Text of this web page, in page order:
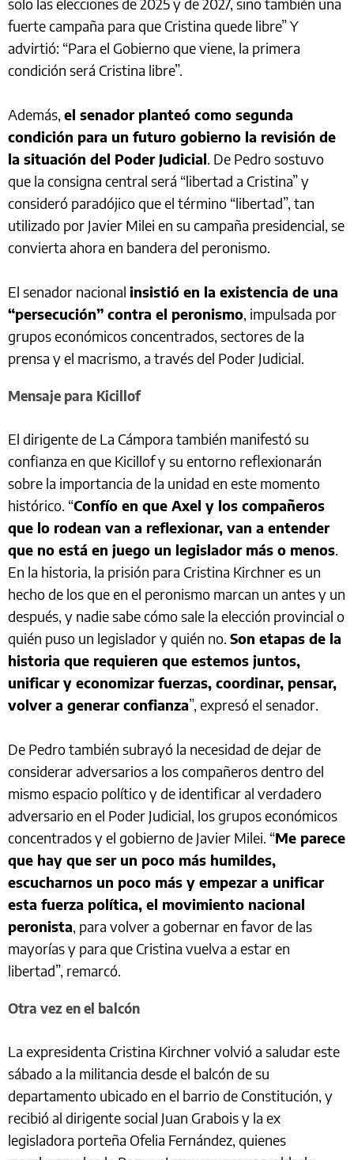
solo las elecciones de 2025 y de 2027, sino también una
fuerte campaña para que Cristina quede libre” Y
advirtió: “Para el Gobierno que viene, la primera
condición será Cristina libre”.
Además, el senador planteó como segunda
condición para un futuro gobierno la revisión de
la situación del Poder Judicial. De Pedro sostuvo
que la consigna central será “libertad a Cristina” y
consideró paradójico que el término “libertad”, tan
utilizado por Javier Milei en su campaña presidencial, se
convierta ahora en bandera del peronismo.
El senador nacional insistió en la existencia de una
“persecución” contra el peronismo, impulsada por
grupos económicos concentrados, sectores de la
prensa y el macrismo, a través del Poder Judicial.
Mensaje para Kicillof
El dirigente de La Cámpora también manifestó su
confianza en que Kicillof y su entorno reflexionarán
sobre la importancia de la unidad en este momento
histórico. “Confío en que Axel y los compañeros
que lo rodean van a reflexionar, van a entender
que no está en juego un legislador más o menos.
En la historia, la prisión para Cristina Kirchner es un
hecho de los que en el peronismo marcan un antes y un
después, y nadie sabe cómo sale la elección provincial o
quién puso un legislador y quién no. Son etapas de la
historia que requieren que estemos juntos,
unificar y economizar fuerzas, coordinar, pensar,
volver a generar confianza”, expresó el senador.
De Pedro también subrayó la necesidad de dejar de
considerar adversarios a los compañeros dentro del
mismo espacio político y de identificar al verdadero
adversario en el Poder Judicial, los grupos económicos
concentrados y el gobierno de Javier Milei. “Me parece
que hay que ser un poco más humildes,
escucharnos un poco más y empezar a unificar
esta fuerza política, el movimiento nacional
peronista, para volver a gobernar en favor de las
mayorías y para que Cristina vuelva a estar en
libertad”, remarcó.
Otra vez en el balcón
La expresidenta Cristina Kirchner volvió a saludar este
sábado a la militancia desde el balcón de su
departamento ubicado en el barrio de Constitución, y
recibió al dirigente social Juan Grabois y la ex
legisladora porteña Ofelia Fernández, quienes